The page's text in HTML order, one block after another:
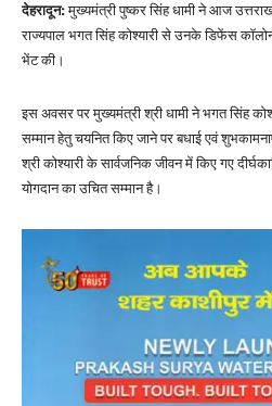
देहरादून:मुख्यमंत्री पुष्कर सिंह धामी ने आज
राज्यपाल भगत सिंह कोश्यारी से उनके डिफेंस
भेंट की।
इस अवसर पर मुख्यमंत्री श्री धामी ने भगत सिंह
सम्मान हेतु चयनित किए जाने पर बधाई एवं
श्री कोश्यारी के सार्वजनिक जीवन में किए गए
योगदान का उचित सम्मान है।